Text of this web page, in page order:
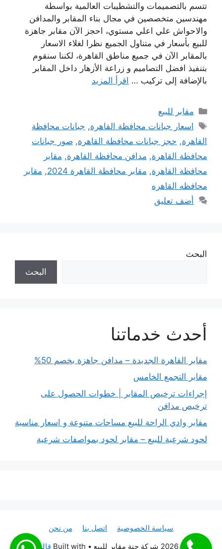
تتسم بالتصميمات والتشطيبات العالمية بواسطة
مهندسين متخصصين في مجال بناء المقابر والمدافن
والاحواش علي اعلي مستوي، احجز الآن مقابر جاهزة
للبيع بأسعار في متناول الجميع نظرا لغلاء الاسعار
بالمقابر الآن في جميع مناطق القاهرة، لكننا سنقوم
بتنفيذ افضل التصاميم و زراعة الأزهار داخل المقابر
بالإضافة إلى تركيب … اقرأ المزيد
التصنيفات
مقابر للبيع
الوسوم
اسعار جبانات محافظة القاهرة, جبانات محافظة
القاهرة, حجز جبانات محافظة القاهرة, صور جبانات
محافظة القاهرة, مدافن محافظة القاهرة, مقابر
محافظة القاهرة, مقابر محافظة القاهرة 2024 , مقابر
محافظه القاهره
أضف تعليق
البحث
البحث
أحدث خدماتنا
مقابر القاهرة الجديدة – مدافن جاهزة بخصم 50%
مقابر التجمع الخامس
إجراءات ترخيص المقابر | خطوات الحصول على
ترخيص مدافن
مقابر وادي الراحة للبيع مساحات متنوعة و اسعار مناسبة
لحود شرعية للبيع – مقابر لحود بمواصفات شرعية
سياسة الخصوصية اتصل بنا
من نحن
© 2026 شركة جنة مقابر للبيع
• Built with قالب